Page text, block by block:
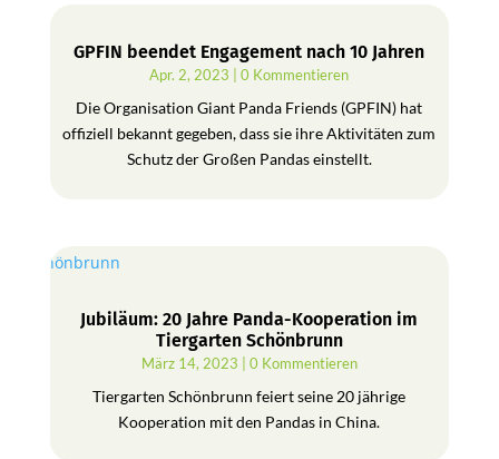
GPFIN beendet Engagement nach 10 Jahren
Apr. 2, 2023 | 0 Kommentieren
Die Organisation Giant Panda Friends (GPFIN) hat
offiziell bekannt gegeben, dass sie ihre Aktivitäten zum
Schutz der Großen Pandas einstellt.
Jubiläum: 20 Jahre Panda-Kooperation im
Tiergarten Schönbrunn
März 14, 2023 | 0 Kommentieren
Tiergarten Schönbrunn feiert seine 20 jährige
Kooperation mit den Pandas in China.